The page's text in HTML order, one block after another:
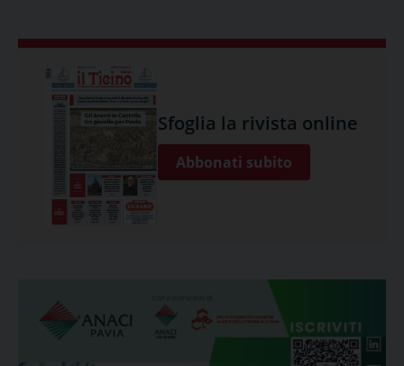
Sfoglia la rivista online
Abbonati subito